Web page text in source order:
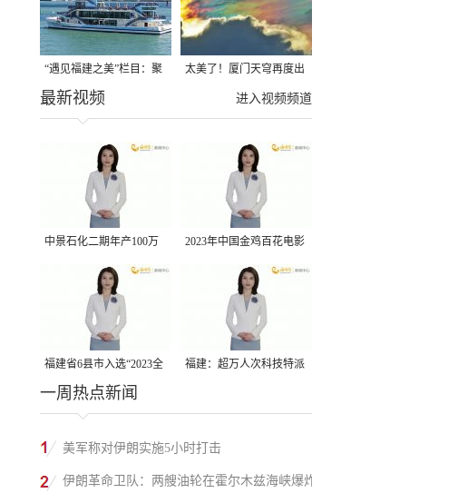
“遇见福建之美”栏目：聚
焦福建一周大事记
太美了！厦门天穹再度出
现“七彩祥云”进入视频频道
最新视频
中景石化二期年产100万
吨丙烷脱氢项目建成中交
2023年中国金鸡百花电影
节有福电影巡展31日启动
福建省6县市入选“2023全
国县域发展潜力百强县”
福建：超万人次科技特派
一周热点新闻
美军称对伊朗实施5小时打击
伊朗革命卫队：两艘油轮在霍尔木兹海峡爆炸